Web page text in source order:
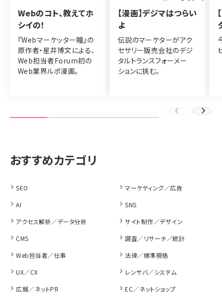
Webのコト、教えてホ
シイの！
『Webマーケッター瞳』の
原作者・星井博文による、
Web担当者Forum初の
Web業界ルポ漫画。
【漫画】デジマはつらい
よ
伝説のマーケターがアク
セサリー販売会社のデジ
タルトランスフォーメー
ションに挑む。
SEO
マーケティング／広告
AI
SNS
アクセス解析／データ分析
サイト制作／デザイン
CMS
調査／リサーチ／統計
Web担当者／仕事
法律／標準規格
UX／CX
レンサバ／システム
広報／ネットPR
EC／ネットショップ